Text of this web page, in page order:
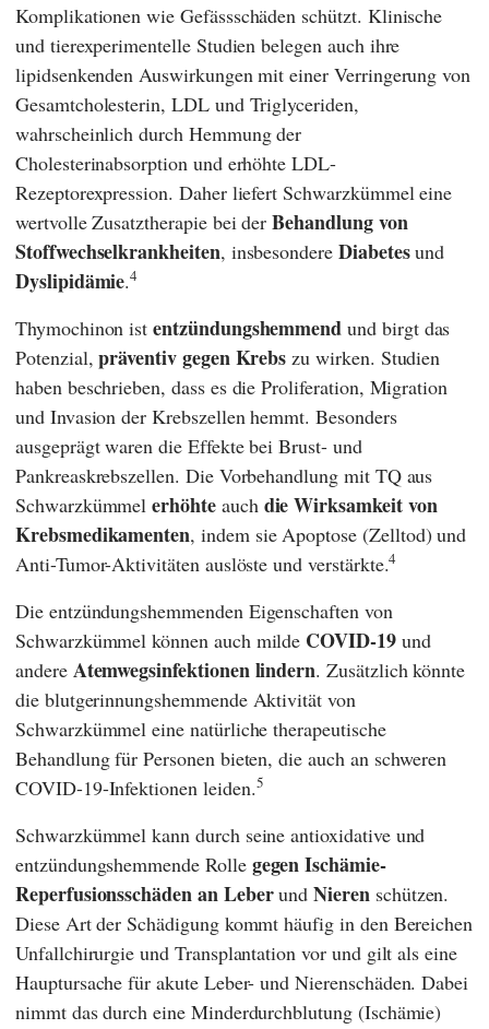
Komplikationen wie Gefässschäden schützt. Klinische
und tierexperimentelle Studien belegen auch ihre
lipidsenkenden Auswirkungen mit einer Verringerung von
Gesamtcholesterin, LDL und Triglyceriden,
wahrscheinlich durch Hemmung der
Cholesterinabsorption und erhöhte LDL-
Rezeptorexpression. Daher liefert Schwarzkümmel eine
wertvolle Zusatztherapie bei derBehandlung von
Stoffwechselkrankheiten, insbesondere Diabetesund
Dyslipidämie.4
Thymochinon istentzündungshemmend und birgt das
Potenzial,präventivgegen Krebszu wirken. Studien
haben beschrieben, dass es die Proliferation, Migration
und Invasion der Krebszellen hemmt. Besonders
ausgeprägt waren die Effekte bei Brust- und
Pankreaskrebszellen. Die Vorbehandlung mit TQ aus
Schwarzkümmelerhöhteauch die Wirksamkeit von
Krebsmedikamenten, indem sie Apoptose (Zelltod) und
Anti-Tumor-Aktivitäten auslöste und verstärkte.4
Die entzündungshemmenden Eigenschaften von
Schwarzkümmel können auch milde COVID-19und
andere Atemwegsinfektionen lindern. Zusätzlich könnte
die blutgerinnungshemmende Aktivität von
Schwarzkümmel eine natürliche therapeutische
Behandlung für Personen bieten, die auch an schweren
COVID-19-Infektionen leiden.5
Schwarzkümmel kann durch seine antioxidative und
entzündungshemmende Rolle gegen Ischämie-
Reperfusionsschäden an LeberundNieren schützen.
Diese Art der Schädigung kommt häufig in den Bereichen
Unfallchirurgie und Transplantation vor und gilt als eine
Hauptursache für akute Leber- und Nierenschäden. Dabei
nimmt das durch eine Minderdurchblutung (Ischämie)